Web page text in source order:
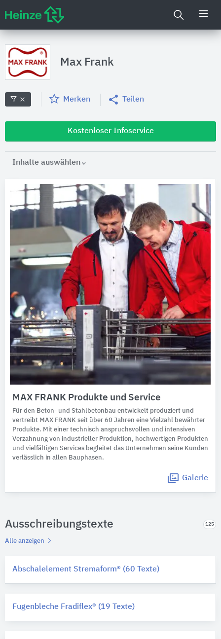
Max Frank
Merken Teilen
Kostenloser Infoservice
Inhalte auswählen
MAX FRANK Produkte und Service
Für den Beton- und Stahlbetonbau entwickelt produziert und
vertreibt MAX FRANK seit über 60 Jahren eine Vielzahl bewährter
Produkte. Mit einer technisch anspruchsvollen und intensiven
Verzahnung von industrieller Produktion, hochwertigen Produkten
und vielfältigen Services begleitet das Unternehmen seine Kunden
verlässlich in allen Bauphasen.
Galerie
Ausschreibungstexte 125
Alle anzeigen
Abschalelement Stremaform® (60 Texte)
Fugenbleche Fradiflex® (19 Texte)